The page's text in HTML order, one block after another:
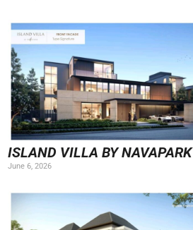
ISLAND VILLA BY NAVAPARK
June 6, 2026